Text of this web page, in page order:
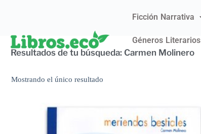
Ficción Narrativa
Géneros Literarios
Resultados de tu búsqueda: Carmen Molinero
Mostrando el único resultado